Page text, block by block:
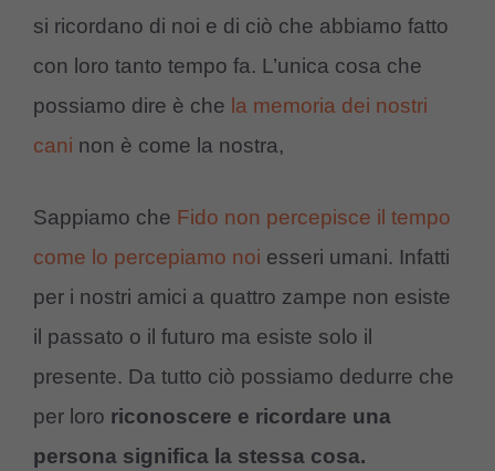
si ricordano di noi e di ciò che abbiamo fatto
con loro tanto tempo fa. L’unica cosa che
possiamo dire è che la memoria dei nostri
cani non è come la nostra,
Sappiamo che Fido non percepisce il tempo
come lo percepiamo noi esseri umani. Infatti
per i nostri amici a quattro zampe non esiste
il passato o il futuro ma esiste solo il
presente. Da tutto ciò possiamo dedurre che
per loro riconoscere e ricordare una
persona significa la stessa cosa.